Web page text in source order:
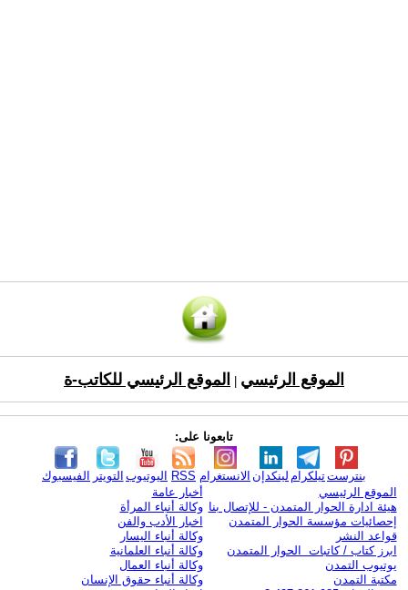
الموقع الرئيسي الموقع الرئيسي للكاتب-ة
تابعونا على:
الفيسبوك التويتر اليوتيوب RSS الانستغرام لينكدإن تيلكرامبنترست
الموقع الرئيسي
هيئة ادارة الحوار المتمدن - للإتصال بنا
إحصائيات مؤسسة الحوار المتمدن
قواعد النشر
ابرز كتاب / كاتبات الحوار المتمدن
يوتيوب التمدن
مكتبة التمدن
أخبار عامة
وكالة أنباء المرأة
اخبار الأدب والفن
وكالة أنباء اليسار
وكالة أنباء العلمانية
وكالة أنباء العمال
وكالة أنباء حقوق الإنسان